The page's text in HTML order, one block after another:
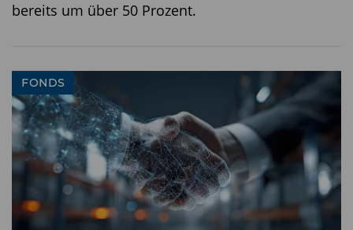
bereits um über 50 Prozent.
FONDS